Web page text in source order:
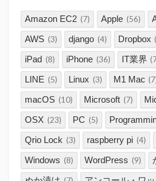
Amazon EC2 (7) Apple (56)
AWS (3) django (4) Dropbox
iPad (8) iPhone (36) IT業界
LINE (5) Linux (3) M1 Mac
macOS (10) Microsoft (7)
OSX (23) PC (5)
Qrio Lock (3) raspberry pi (4)
Windows (8) WordPress (9)